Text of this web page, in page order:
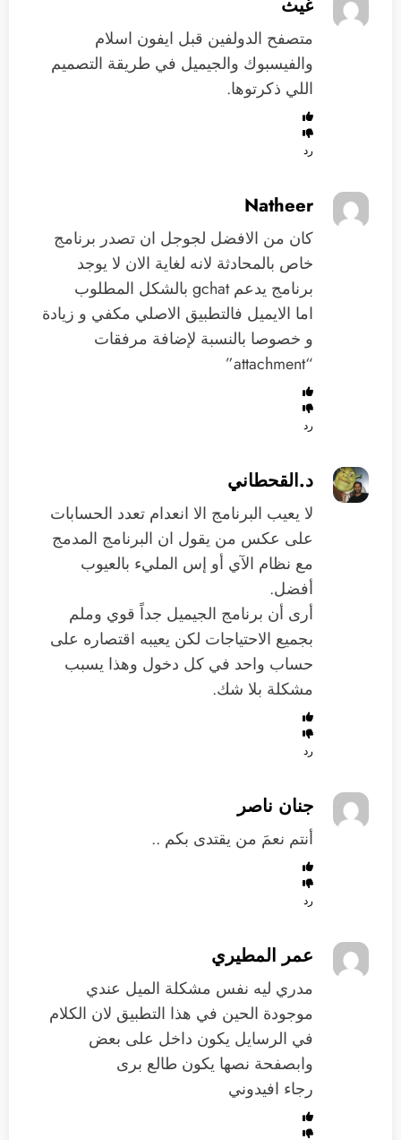
متصفح الدولفين قبل ايفون اسلام
والفيسبوك والجيميل في طريقة التصميم
اللي ذكرتوها.
رد
Natheer
كان من الافضل لجوجل ان تصدر برنامج
خاص بالمحادثة لانه لغاية الان لا يوجد
برنامج يدعم gchat بالشكل المطلوب
اما الايميل فالتطبيق الاصلي مكفي و زيادة
و خصوصا بالنسبة لإضافة مرفقات
“attachment”
رد
د.القحطاني
لا يعيب البرنامج الا انعدام تعدد الحسابات
على عكس من يقول ان البرنامج المدمج
مع نظام الآي أو إس المليء بالعيوب
أفضل.
أرى أن برنامج الجيميل جداً قوي وملم
بجميع الاحتياجات لكن يعيبه اقتصاره على
حساب واحد في كل دخول وهذا يسبب
مشكلة بلا شك.
رد
جنان ناصر
أنتم نعمَ من يقتدى بكم ..
رد
عمر المطيري
مدري ليه نفس مشكلة الميل عندي
موجودة الحين في هذا التطبيق لان الكلام
في الرسايل يكون داخل على بعض
وابصفحة نصها يكون طالع برى
رجاء افيدوني